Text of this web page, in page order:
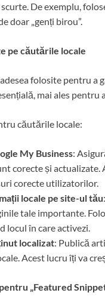
De exemplu,
doar „genți birou”.
pe căutările locale
folosite pentru a
mai ales pentru
căutările locale:
My Business:
corecte și actualizate.
corecte utilizatorilor.
locale pe site-ul tău
tale importante.
locul în care activezi.
localizat: Publică
Acest lucru îți va
„Featured